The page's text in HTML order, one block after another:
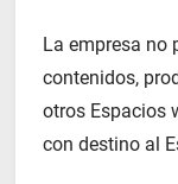
La empresa no
contenidos,
otros Espacios
con destino al